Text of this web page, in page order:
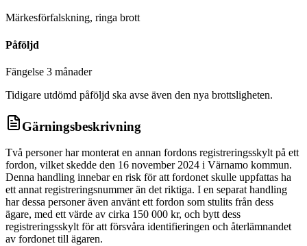
Märkesförfalskning, ringa brott
Påföljd
Fängelse 3 månader
Tidigare utdömd påföljd ska avse även den nya brottsligheten.
Gärningsbeskrivning
Två personer har monterat en annan fordons registreringsskylt på ett
fordon, vilket skedde den 16 november 2024 i Värnamo kommun.
Denna handling innebar en risk för att fordonet skulle uppfattas ha
ett annat registreringsnummer än det riktiga. I en separat handling
har dessa personer även använt ett fordon som stulits från dess
ägare, med ett värde av cirka 150 000 kr, och bytt dess
registreringsskylt för att försvåra identifieringen och återlämnandet
av fordonet till ägaren.